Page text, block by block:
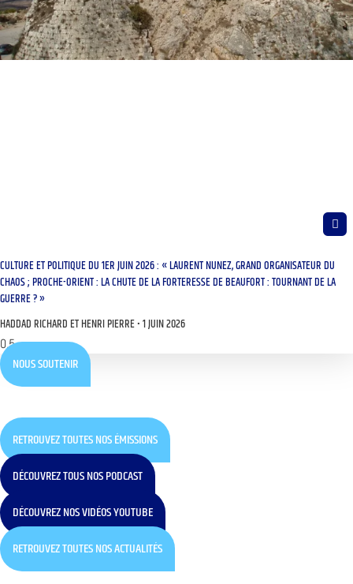
CULTURE ET POLITIQUE DU 1ER JUIN 2026 : « LAURENT NUNEZ, GRAND ORGANISATEUR DU
CHAOS ; PROCHE-ORIENT : LA CHUTE DE LA FORTERESSE DE BEAUFORT : TOURNANT DE LA
GUERRE ? »
HADDAD RICHARD ET HENRI PIERRE 1 JUIN 2026
NOUS SOUTENIR
RETROUVEZ TOUTES NOS ÉMISSIONS
DÉCOUVREZ TOUS NOS PODCAST
DÉCOUVREZ NOS VIDÉOS YOUTUBE
RETROUVEZ TOUTES NOS ACTUALITÉS